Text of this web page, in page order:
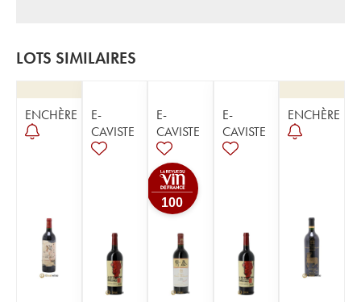
LOTS SIMILAIRES
ENCHÈRE
E-
CAVISTE
E-
CAVISTE
100
E-
CAVISTE
ENCHÈRE